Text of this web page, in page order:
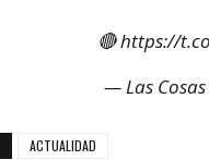
🔴https://
— Las
ACTUALIDAD